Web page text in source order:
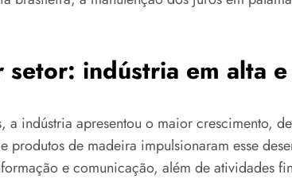
setor: indústria em alta
a indústria apresentou o maior crescimento,
produtos de madeira impulsionaram esse
e comunicação, além de atividades